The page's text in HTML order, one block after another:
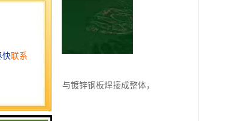
接成，然后将与镀锌钢板焊接成整体，